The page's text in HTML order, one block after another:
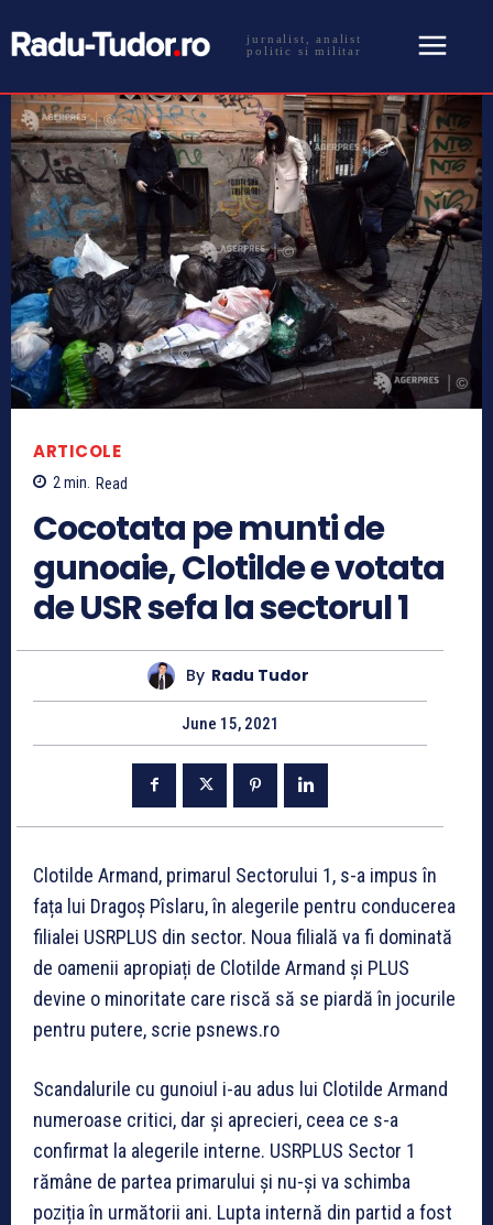
jurnalist, analist
politic si militar
ARTICOLE
2min. Read
Cocotata pe munti de
gunoaie, Clotilde e votata
de USR sefa la sectorul 1
By Radu Tudor
June 15, 2021
Clotilde Armand, primarul Sectorului 1, s-a impus în
fața lui Dragoș Pîslaru, în alegerile pentru conducerea
filialei USRPLUS din sector. Noua filială va fi dominată
de oamenii apropiați de Clotilde Armand și PLUS
devine o minoritate care riscă să se piardă în jocurile
pentru putere, scrie psnews.ro
Scandalurile cu gunoiul i-au adus lui Clotilde Armand
numeroase critici, dar și aprecieri, ceea ce s-a
confirmat la alegerile interne. USRPLUS Sector 1
rămâne de partea primarului și nu-și va schimba
poziția în următorii ani. Lupta internă din partid a fost